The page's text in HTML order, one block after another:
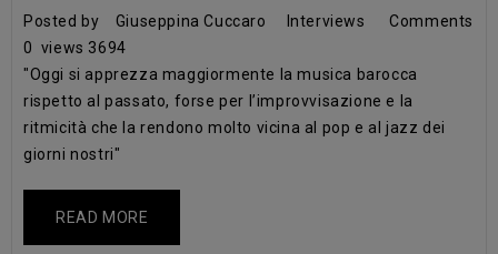
Posted by Giuseppina Cuccaro Interviews
Comments
0 views 3694
"Oggi si apprezza maggiormente la musica barocca
rispetto al passato, forse per l’improvvisazione e la
ritmicità che la rendono molto vicina al pop e al jazz dei
giorni nostri"
READ MORE